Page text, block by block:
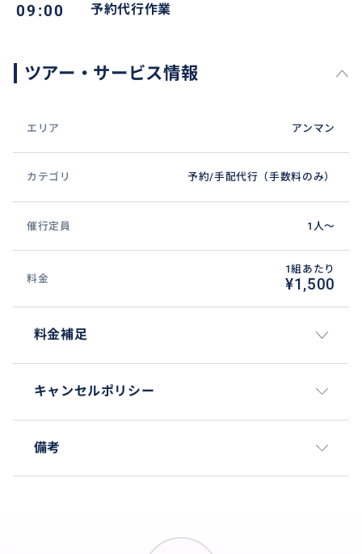
09:00 予約代行作業
ツアー・サービス情報
エリア アンマン
カテゴリ 予約/手配代行（手数料のみ）
催行定員 1人〜
料金
1組あたり
¥1,500
料金補足
キャンセルポリシー
備考